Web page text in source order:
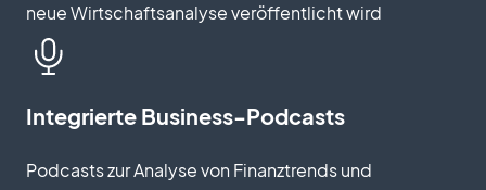
neue Wirtschaftsanalyse veröffentlicht wird
Integrierte Business-Podcasts
Podcasts zur Analyse von Finanztrends und